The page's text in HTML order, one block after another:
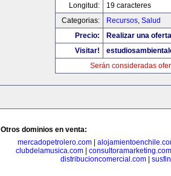
Longitud:
19 caracteres
Categorias:
Recursos, Salud
Precio:
Realizar una
Visitar!
Serán consideradas
Otros dominios en venta:
mercadopetrolero.com|
clubdelamusica.com
consultoramarketing.com
distribucioncomercial.com